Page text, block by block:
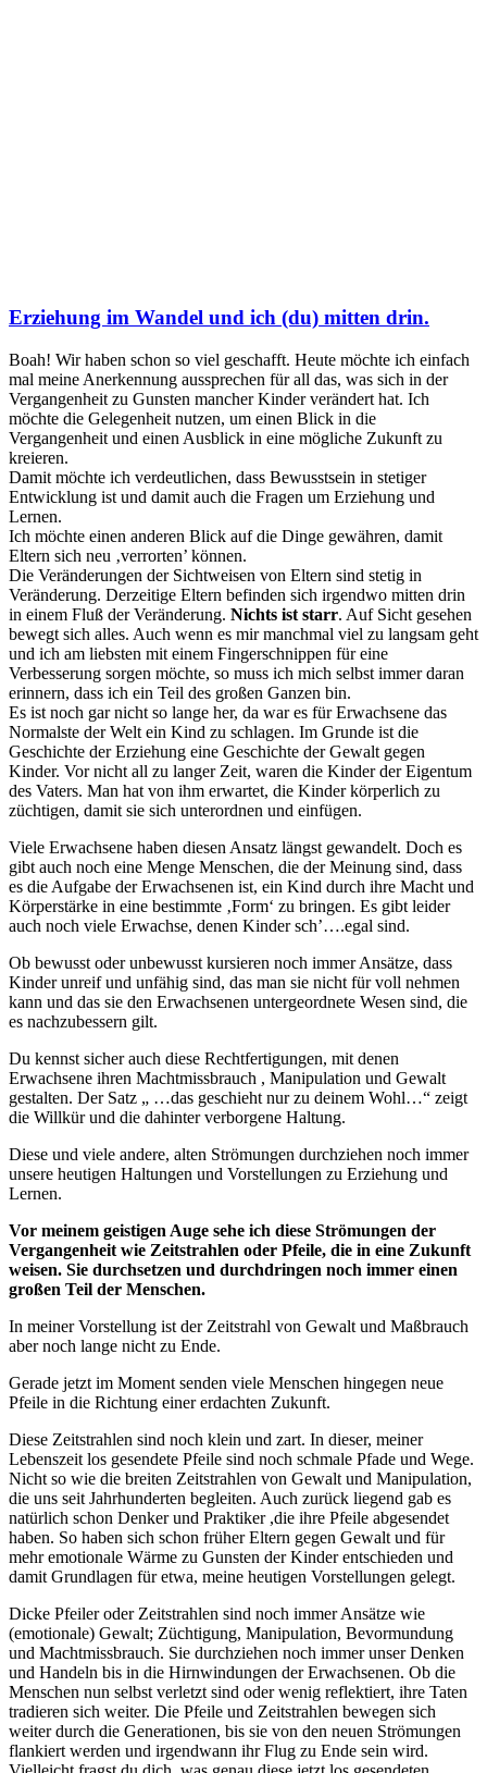
Erziehung im Wandel und ich (du) mitten drin.
Boah! Wir haben schon so viel geschafft. Heute möchte ich einfach
mal meine Anerkennung aussprechen für all das, was sich in der
Vergangenheit zu Gunsten mancher Kinder verändert hat. Ich
möchte die Gelegenheit nutzen, um einen Blick in die
Vergangenheit und einen Ausblick in eine mögliche Zukunft zu
kreieren.
Damit möchte ich verdeutlichen, dass Bewusstsein in stetiger
Entwicklung ist und damit auch die Fragen um Erziehung und
Lernen.
Ich möchte einen anderen Blick auf die Dinge gewähren, damit
Eltern sich neu ‚verrorten’ können.
Die Veränderungen der Sichtweisen von Eltern sind stetig in
Veränderung. Derzeitige Eltern befinden sich irgendwo mitten drin
in einem Fluß der Veränderung. Nichts ist starr. Auf Sicht gesehen
bewegt sich alles. Auch wenn es mir manchmal viel zu langsam geht
und ich am liebsten mit einem Fingerschnippen für eine
Verbesserung sorgen möchte, so muss ich mich selbst immer daran
erinnern, dass ich ein Teil des großen Ganzen bin.
Es ist noch gar nicht so lange her, da war es für Erwachsene das
Normalste der Welt ein Kind zu schlagen. Im Grunde ist die
Geschichte der Erziehung eine Geschichte der Gewalt gegen
Kinder. Vor nicht all zu langer Zeit, waren die Kinder der Eigentum
des Vaters. Man hat von ihm erwartet, die Kinder körperlich zu
züchtigen, damit sie sich unterordnen und einfügen.
Viele Erwachsene haben diesen Ansatz längst gewandelt. Doch es
gibt auch noch eine Menge Menschen, die der Meinung sind, dass
es die Aufgabe der Erwachsenen ist, ein Kind durch ihre Macht und
Körperstärke in eine bestimmte ‚Form‘ zu bringen. Es gibt leider
auch noch viele Erwachse, denen Kinder sch’….egal sind.
Ob bewusst oder unbewusst kursieren noch immer Ansätze, dass
Kinder unreif und unfähig sind, das man sie nicht für voll nehmen
kann und das sie den Erwachsenen untergeordnete Wesen sind, die
es nachzubessern gilt.
Du kennst sicher auch diese Rechtfertigungen, mit denen
Erwachsene ihren Machtmissbrauch , Manipulation und Gewalt
gestalten. Der Satz „ …das geschieht nur zu deinem Wohl…“ zeigt
die Willkür und die dahinter verborgene Haltung.
Diese und viele andere, alten Strömungen durchziehen noch immer
unsere heutigen Haltungen und Vorstellungen zu Erziehung und
Lernen.
Vor meinem geistigen Auge sehe ich diese Strömungen der
Vergangenheit wie Zeitstrahlen oder Pfeile, die in eine Zukunft
weisen. Sie durchsetzen und durchdringen noch immer einen
großen Teil der Menschen.
In meiner Vorstellung ist der Zeitstrahl von Gewalt und Maßbrauch
aber noch lange nicht zu Ende.
Gerade jetzt im Moment senden viele Menschen hingegen neue
Pfeile in die Richtung einer erdachten Zukunft.
Diese Zeitstrahlen sind noch klein und zart. In dieser, meiner
Lebenszeit los gesendete Pfeile sind noch schmale Pfade und Wege.
Nicht so wie die breiten Zeitstrahlen von Gewalt und Manipulation,
die uns seit Jahrhunderten begleiten. Auch zurück liegend gab es
natürlich schon Denker und Praktiker ,die ihre Pfeile abgesendet
haben. So haben sich schon früher Eltern gegen Gewalt und für
mehr emotionale Wärme zu Gunsten der Kinder entschieden und
damit Grundlagen für etwa, meine heutigen Vorstellungen gelegt.
Dicke Pfeiler oder Zeitstrahlen sind noch immer Ansätze wie
(emotionale) Gewalt; Züchtigung, Manipulation, Bevormundung
und Machtmissbrauch. Sie durchziehen noch immer unser Denken
und Handeln bis in die Hirnwindungen der Erwachsenen. Ob die
Menschen nun selbst verletzt sind oder wenig reflektiert, ihre Taten
tradieren sich weiter. Die Pfeile und Zeitstrahlen bewegen sich
weiter durch die Generationen, bis sie von den neuen Strömungen
flankiert werden und irgendwann ihr Flug zu Ende sein wird.